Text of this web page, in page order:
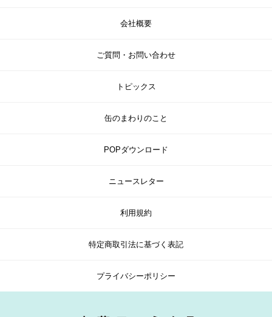
会社概要
ご質問・お問い合わせ
トピックス
缶のまわりのこと
POPダウンロード
ニュースレター
利用規約
特定商取引法に基づく表記
プライバシーポリシー